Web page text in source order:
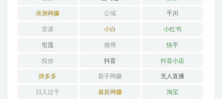
亲测网赚 公域 千川
卖课 小白 小红书
引流 微博 快手
投放 抖音 抖音小店
拼多多 新手网赚 无人直播
日入过千 最新网赚 淘宝